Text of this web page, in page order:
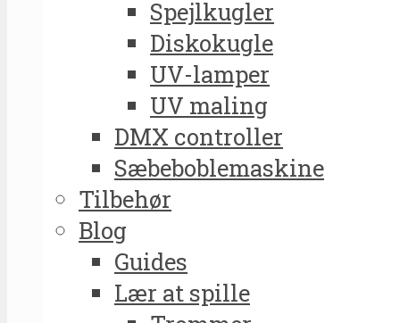
Spejlkugler
Diskokugle
UV-lamper
UV maling
DMX controller
Sæbeboblemaskine
Tilbehør
Blog
Guides
Lær at spille